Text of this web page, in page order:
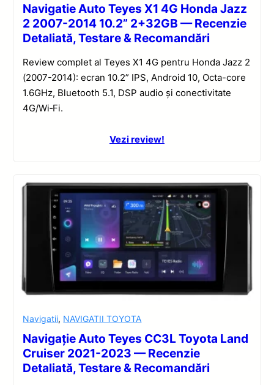
Navigatie Auto Teyes X1 4G Honda Jazz
2 2007-2014 10.2” 2+32GB — Recenzie
Detaliată, Testare & Recomandări
Review complet al Teyes X1 4G pentru Honda Jazz 2
(2007-2014): ecran 10.2” IPS, Android 10, Octa-core
1.6GHz, Bluetooth 5.1, DSP audio și conectivitate
4G/Wi‑Fi.
Vezi review!
Navigatii, NAVIGATII TOYOTA
Navigație Auto Teyes CC3L Toyota Land
Cruiser 2021-2023 — Recenzie
Detaliată, Testare & Recomandări